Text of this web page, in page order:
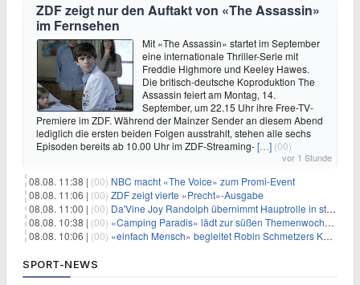
ZDF zeigt nur den Auftakt von «The Assassin»
im Fernsehen
Mit «The Assassin» startet im September
eine internationale Thriller-Serie mit
Freddie Highmore und Keeley Hawes.
Die britisch-deutsche Koproduktion The
Assassin feiert am Montag, 14.
September, um 22.15 Uhr ihre Free-TV-
Premiere im ZDF. Während der Mainzer Sender an diesem Abend
lediglich die ersten beiden Folgen ausstrahlt, stehen alle sechs
Episoden bereits ab 10.00 Uhr im ZDF-Streaming-[…] (00)
vor 1 Stunde
08.08. 11:38 | (00) NBC macht «The Voice» zum Promi-Event
08.08. 11:06 | (00) ZDF zeigt vierte «Precht»-Ausgabe
08.08. 11:00 | (00) Da'Vine Joy Randolph übernimmt Hauptrolle in starbesetzter schwarzer Komödie
08.08. 10:38 | (00) «Camping Paradis» lädt zur süßen Themenwoche ein
08.08. 10:06 | (00) «einfach Mensch» begleitet Robin Schmetzers Kampf gegen eine seltene Krankheit
SPORT-NEWS